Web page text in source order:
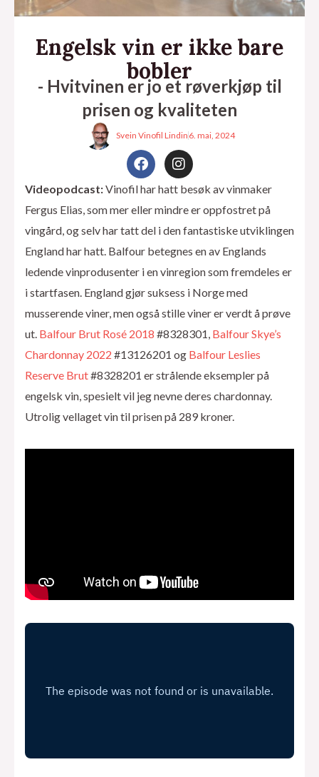
Engelsk vin er ikke bare
bobler
- Hvitvinen er jo et røverkjøp til
prisen og kvaliteten
Svein Vinofil Lindin 6. mai, 2024
F
a
c
e
b
o
k
I
n
s
t
a
g
a
m
Videopodcast:Vinofil har hatt besøk av vinmaker
Fergus Elias, som mer eller mindre er oppfostret på
vingård, og selv har tatt del i den fantastiske utviklingen
England har hatt. Balfour betegnes en av Englands
ledende vinprodusenter i en vinregion som fremdeles er
i startfasen. England gjør suksess i Norge med
musserende viner, men også stille viner er verdt å prøve
ut. Balfour Brut Rosé 2018 #8328301, Balfour Skye’s
Chardonnay 2022 #13126201 og Balfour Leslies
Reserve Brut#8328201 er strålende eksempler på
engelsk vin, spesielt vil jeg nevne deres chardonnay.
Utrolig vellaget vin til prisen på 289 kroner.